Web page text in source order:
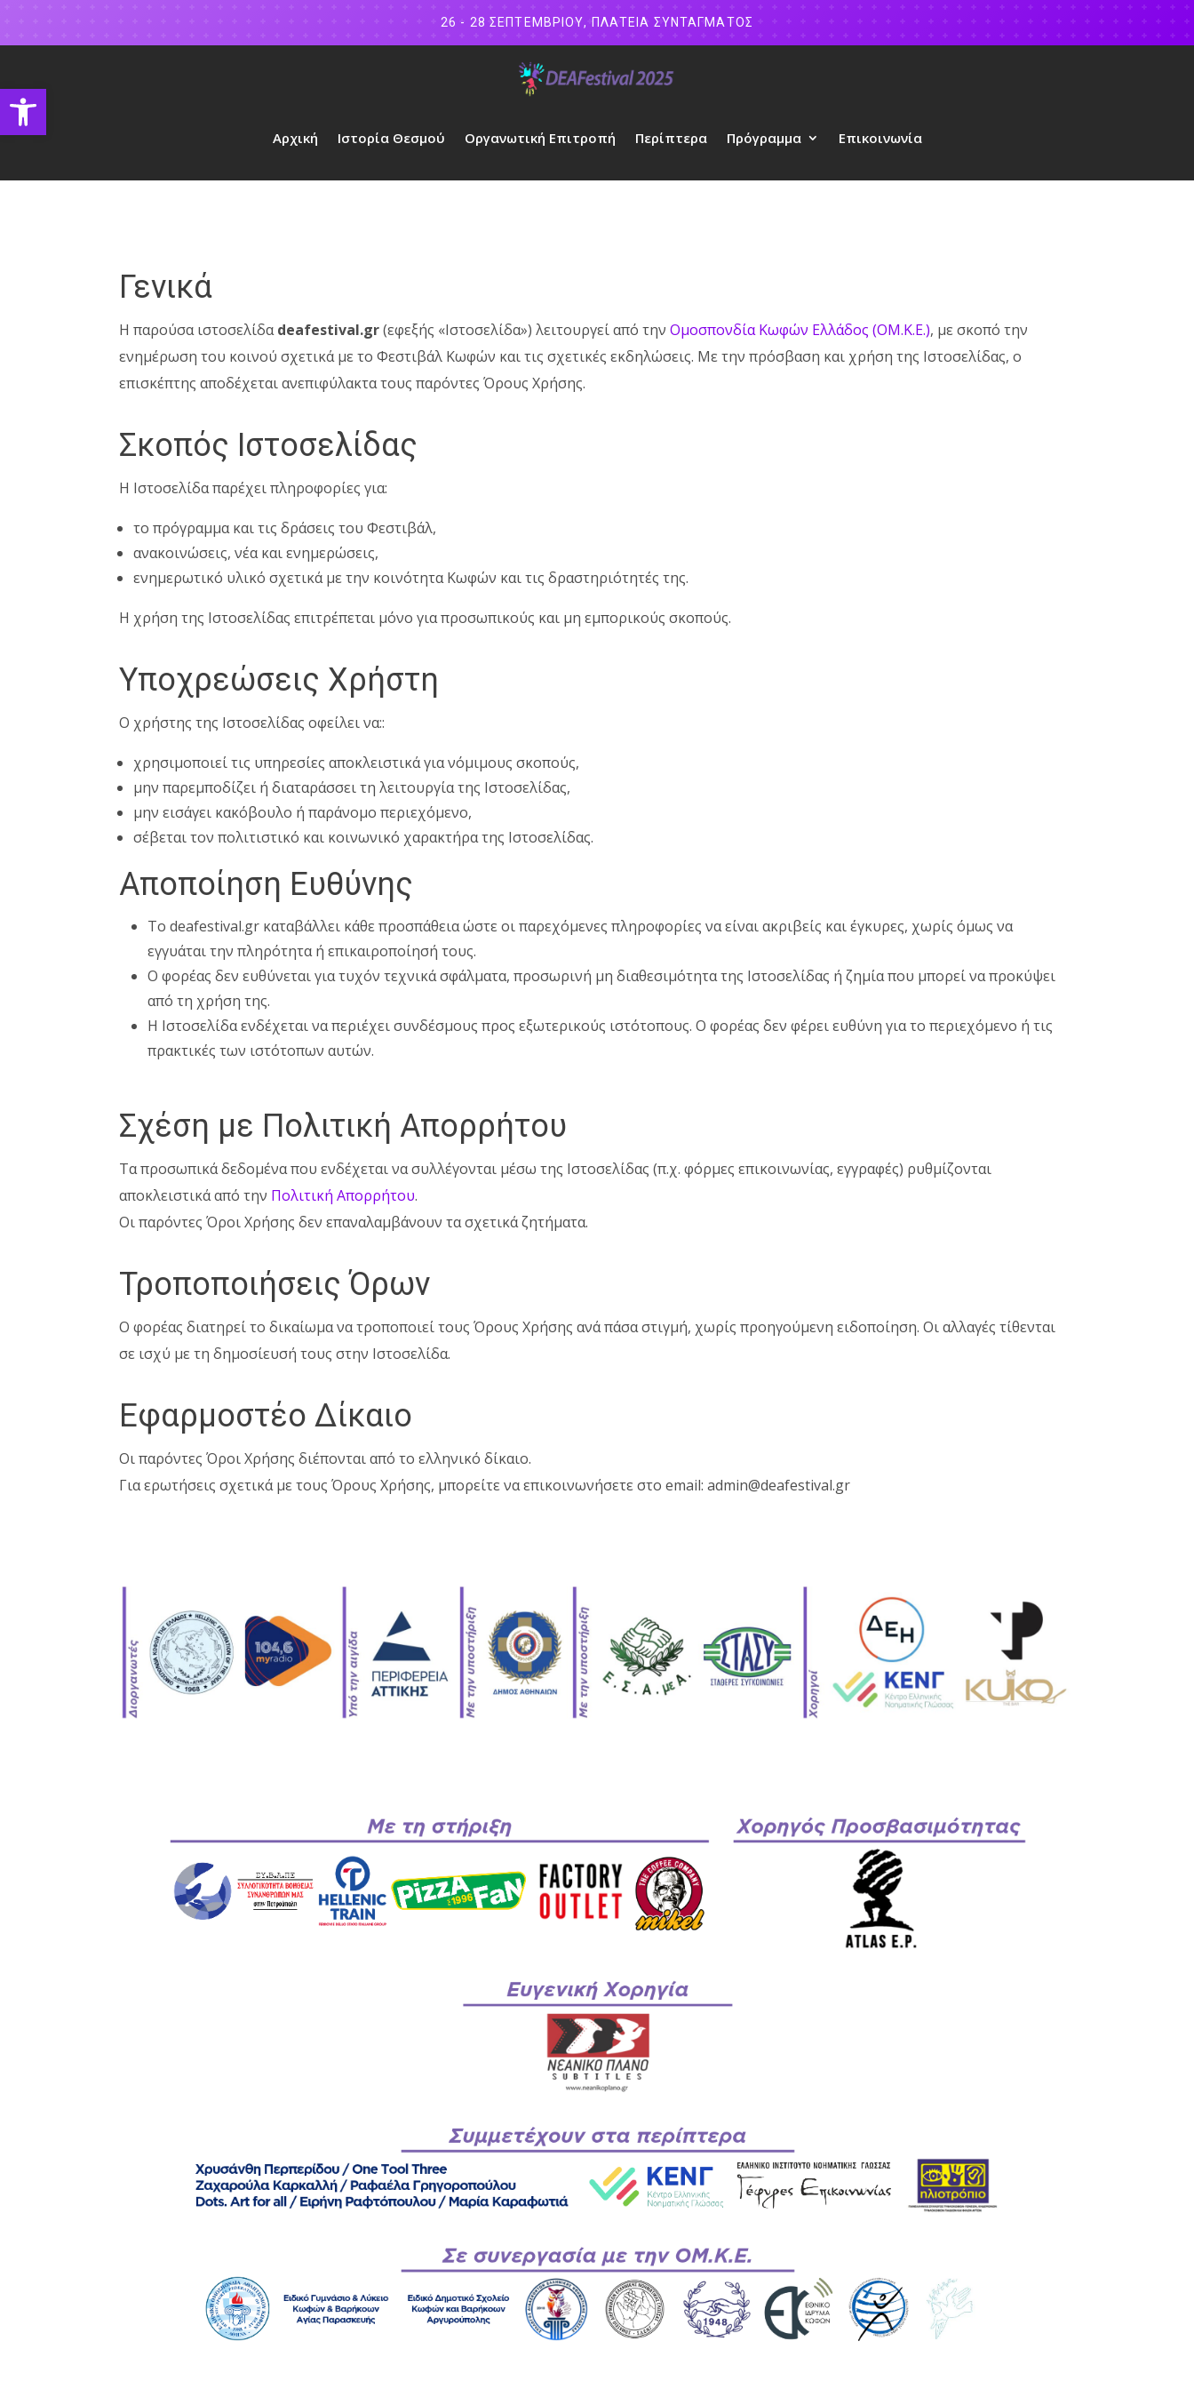
Open toolbar
26 - 28 ΣΕΠΤΕΜΒΡΙΟΥ, ΠΛΑΤΕΙΑ ΣΥΝΤΑΓΜΑΤΟΣ
Αρχική Ιστορία Θεσμού Οργανωτική Επιτροπή Περίπτερα Πρόγραμμα Επικοινωνία
Γενικά
Η παρούσα ιστοσελίδαdeafestival.gr(εφεξής «Ιστοσελίδα») λειτουργεί από τηνΟμοσπονδία Κωφών Ελλάδος (ΟΜ.Κ.Ε.), με σκοπό την
ενημέρωση του κοινού σχετικά με το Φεστιβάλ Κωφών και τις σχετικές εκδηλώσεις. Με την πρόσβαση και χρήση της Ιστοσελίδας, ο
επισκέπτης αποδέχεται ανεπιφύλακτα τους παρόντες Όρους Χρήσης.
Σκοπός Ιστοσελίδας
Η Ιστοσελίδα παρέχει πληροφορίες για:
το πρόγραμμα και τις δράσεις του Φεστιβάλ,
ανακοινώσεις, νέα και ενημερώσεις,
ενημερωτικό υλικό σχετικά με την κοινότητα Κωφών και τις δραστηριότητές της.
Η χρήση της Ιστοσελίδας επιτρέπεται μόνο για προσωπικούς και μη εμπορικούς σκοπούς.
Υποχρεώσεις Χρήστη
Ο χρήστης της Ιστοσελίδας οφείλει να::
χρησιμοποιεί τις υπηρεσίες αποκλειστικά για νόμιμους σκοπούς,
μην παρεμποδίζει ή διαταράσσει τη λειτουργία της Ιστοσελίδας,
μην εισάγει κακόβουλο ή παράνομο περιεχόμενο,
σέβεται τον πολιτιστικό και κοινωνικό χαρακτήρα της Ιστοσελίδας.
Αποποίηση Ευθύνης
Το deafestival.gr καταβάλλει κάθε προσπάθεια ώστε οι παρεχόμενες πληροφορίες να είναι ακριβείς και έγκυρες, χωρίς όμως να
εγγυάται την πληρότητα ή επικαιροποίησή τους.
Ο φορέας δεν ευθύνεται για τυχόν τεχνικά σφάλματα, προσωρινή μη διαθεσιμότητα της Ιστοσελίδας ή ζημία που μπορεί να προκύψει
από τη χρήση της.
Η Ιστοσελίδα ενδέχεται να περιέχει συνδέσμους προς εξωτερικούς ιστότοπους. Ο φορέας δεν φέρει ευθύνη για το περιεχόμενο ή τις
πρακτικές των ιστότοπων αυτών.
Σχέση με Πολιτική Απορρήτου
Τα προσωπικά δεδομένα που ενδέχεται να συλλέγονται μέσω της Ιστοσελίδας (π.χ. φόρμες επικοινωνίας, εγγραφές) ρυθμίζονται
αποκλειστικά από την Πολιτική Απορρήτου.
Οι παρόντες Όροι Χρήσης δεν επαναλαμβάνουν τα σχετικά ζητήματα.
Τροποποιήσεις Όρων
Ο φορέας διατηρεί το δικαίωμα να τροποποιεί τους Όρους Χρήσης ανά πάσα στιγμή, χωρίς προηγούμενη ειδοποίηση. Οι αλλαγές τίθενται
σε ισχύ με τη δημοσίευσή τους στην Ιστοσελίδα.
Εφαρμοστέο Δίκαιο
Οι παρόντες Όροι Χρήσης διέπονται από το ελληνικό δίκαιο.
Για ερωτήσεις σχετικά με τους Όρους Χρήσης, μπορείτε να επικοινωνήσετε στο email: admin@deafestival.gr